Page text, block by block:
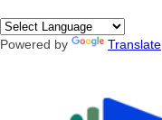
Powered by Translate